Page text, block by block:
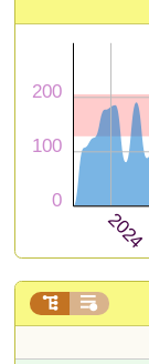
 